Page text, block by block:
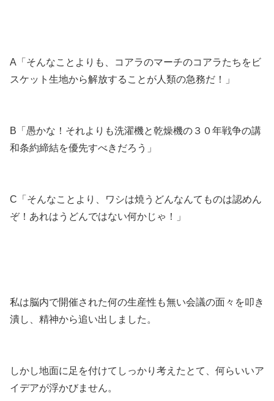
A「そんなことよりも、コアラのマーチのコアラたちをビ
スケット生地から解放することが人類の急務だ！」
B「愚かな！それよりも洗濯機と乾燥機の３０年戦争の講
和条約締結を優先すべきだろう」
C「そんなことより、ワシは焼うどんなんてものは認めん
ぞ！あれはうどんではない何かじゃ！」
私は脳内で開催された何の生産性も無い会議の面々を叩き
潰し、精神から追い出しました。
しかし地面に足を付けてしっかり考えたとて、何らいいア
イデアが浮かびません。